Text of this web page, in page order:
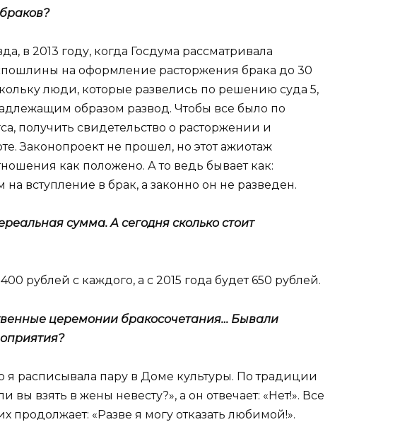
в 2013 году, когда Госдума рассматривала
на оформление расторжения брака до 30
люди, которые развелись по решению суда 5,
образом развод. Чтобы все было по
получить свидетельство о расторжении и
Законопроект не прошел, но этот ажиотаж
как положено. А то ведь бывает как:
вступление в брак, а законно он не разведен.
сумма. А сегодня сколько стоит
рублей с каждого, а с 2015 года будет 650 рублей.
церемонии бракосочетания… Бывали
я расписывала пару в Доме культуры. По традиции
взять в жены невесту?», а он отвечает: «Нет!». Все
продолжает: «Разве я могу отказать любимой!».